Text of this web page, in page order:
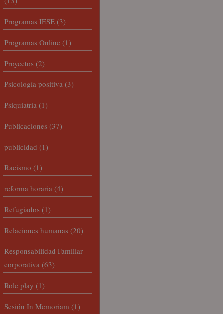
Programas IESE (3)
Programas Online (1)
Proyectos (2)
Psicología positiva (3)
Psiquiatría (1)
Publicaciones (37)
publicidad (1)
Racismo (1)
reforma horaria (4)
Refugiados (1)
Relaciones humanas (20)
Responsabilidad Familiar
corporativa (63)
Role play (1)
Sesión In Memoriam (1)